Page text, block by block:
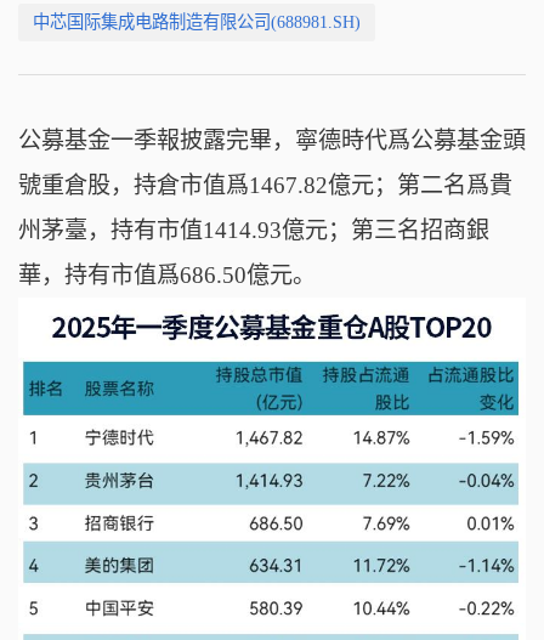
中芯国际集成电路制造有限公司(688981.SH)
公募基金一季報披露完畢，寧德時代爲公募基金頭
號重倉股，持倉市值爲1467.82億元；第二名爲貴
州茅臺，持有市值1414.93億元；第三名招商銀
華，持有市值爲686.50億元。